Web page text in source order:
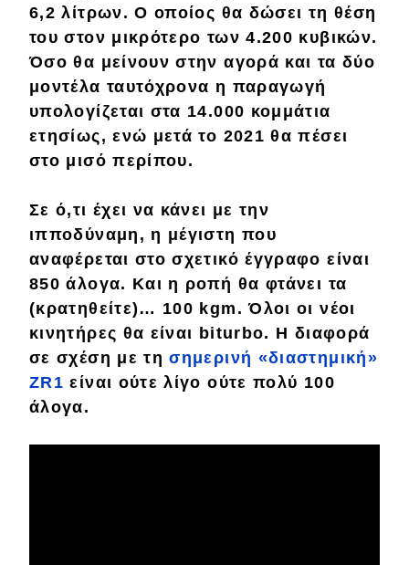
Αγώνες
Formula 1
WRC
Motorsport
Eco
Νέα
Τεχνολογία
Mobility
Σταθμοί φόρτισης
Classic
6,2 λίτρων. Ο οποίος θα δώσει τη θέση
του στον μικρότερο των 4.200 κυβικών.
Όσο θα μείνουνστην αγορά και τα δύο
μοντέλα ταυτόχρονα η παραγωγή
υπολογίζεται στα 14.000 κομμάτια
ετησίως, ενώ μετά το 2021 θα πέσει
στο μισό περίπου.
Σε ό,τι έχει να κάνει με την
ιπποδύναμη, η μέγιστη που
αναφέρεται στο σχετικό έγγραφο είναι
850 άλογα. Και η ροπή θα φτάνει τα
(κρατηθείτε)… 100 kgm.Όλοι οι νέοι
κινητήρες θα είναι biturbo. Η διαφορά
σε σχέση με τησημερινή «διαστημική»
ZR1 είναι ούτε λίγο ούτε πολύ 100
άλογα.